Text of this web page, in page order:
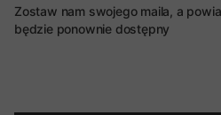
Zostaw nam swojego maila, a
będzie ponownie dostępny